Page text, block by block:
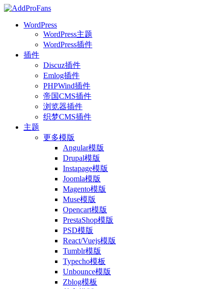
WordPress
WordPress主题
WordPress插件
插件
Discuz插件
Emlog插件
PHPWind插件
帝国CMS插件
浏览器插件
织梦CMS插件
主题
更多模版
Angular模版
Drupal模版
Instapage模版
Joomla模版
Magento模版
Muse模版
Opencart模版
PrestaShop模版
PSD模版
React/Vuejs模版
Tumblr模版
Typecho模板
Unbounce模版
Zblog模板